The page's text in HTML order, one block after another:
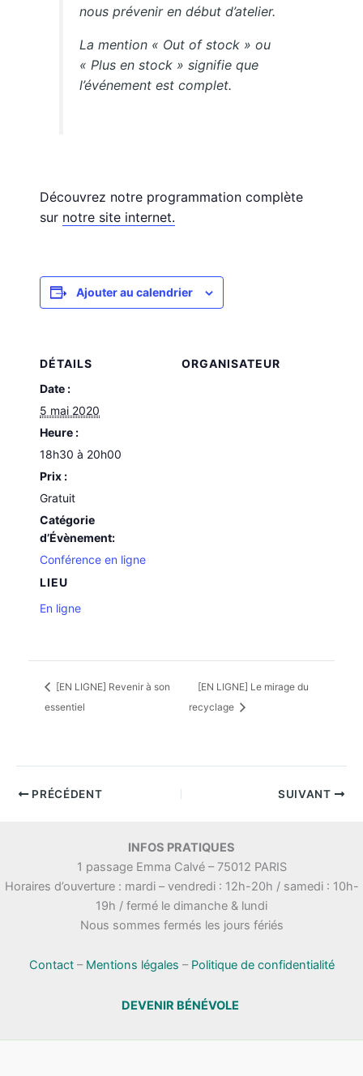
nous prévenir en début d’atelier.
La mention « Out of stock » ou
« Plus en stock » signifie que
l’événement est complet.
Découvrez notre programmation complète
sur notre site internet.
Ajouter au calendrier
DÉTAILS
Date :
5 mai 2020
Heure :
18h30 à 20h00
Prix :
Gratuit
Catégorie
d’Évènement:
Conférence en ligne
LIEU
En ligne
ORGANISATEUR
[EN LIGNE] Revenir à son
essentiel
[EN LIGNE] Le mirage du
recyclage
PRÉCÉDENT SUIVANT
INFOS PRATIQUES
1 passage Emma Calvé – 75012 PARIS
Horaires d’ouverture : mardi – vendredi : 12h-20h / samedi : 10h-
19h / fermé le dimanche & lundi
Nous sommes fermés les jours fériés
Contact– Mentions légales – Politique de confidentialité
DEVENIR BÉNÉVOLE